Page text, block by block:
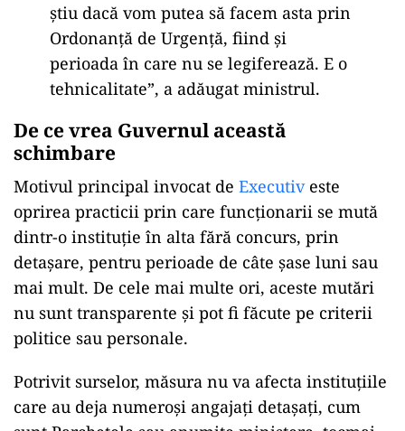
știu dacă vom putea să facem asta prin
Ordonanță de Urgență, fiind și
perioada în care nu se legiferează. E o
tehnicalitate”, a adăugat ministrul.
De ce vrea Guvernul această
schimbare
Motivul principal invocat de Executiveste
oprirea practicii prin care funcționarii se mută
dintr-o instituție în alta fără concurs, prin
detașare, pentru perioade de câte șase luni sau
mai mult. De cele mai multe ori, aceste mutări
nu sunt transparente și pot fi făcute pe criterii
politice sau personale.
Potrivit surselor, măsura nu va afecta instituțiile
care au deja numeroși angajați detașați, cum